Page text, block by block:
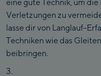
eine gute Technik, um
Verletzungen zu
lasse dir von Langlauf-
Techniken wie das
beibringen.